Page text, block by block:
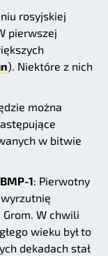
rosyjskiej
pierwszej
). Niektóre z nich
można
w bitwie
1: Pierwotny
W chwili
wieku był to
dekadach stał